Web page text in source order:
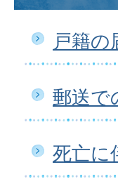
戸籍の
郵送で
死亡に